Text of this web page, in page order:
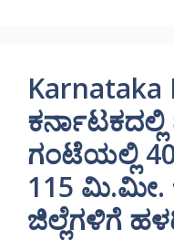
Karnataka
ಗಂಟೆಯಲ್ಲಿ
115 ಮಿ.ಮೀ.
ಜಿಲ್ಲೆಗಳಿಗೆ